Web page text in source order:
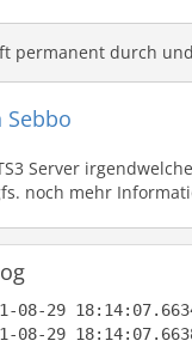
permanent durch
Sebbo
Server
noch mehr
08-29